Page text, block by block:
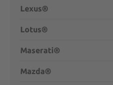
Lexus®
Lotus®
Maserati®
Mazda®